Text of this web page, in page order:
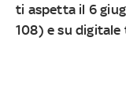
ti aspetta il 6
108) e su